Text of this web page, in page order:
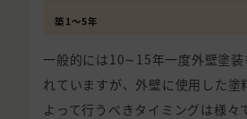
築1〜5年
一般的には10∼15年一度外壁塗装
れていますが、外壁に使用した塗
よって行うべきタイミングは様々